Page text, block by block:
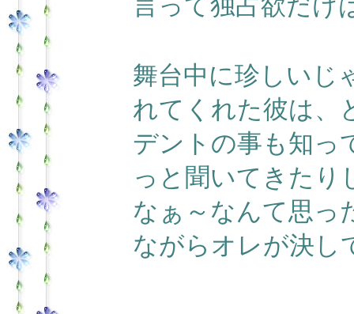
言って独占欲だけ
舞台中に珍しいじ
れてくれた彼は、
デントの事も知っ
っと聞いてきたり
なぁ～なんて思っ
ながらオレが決し